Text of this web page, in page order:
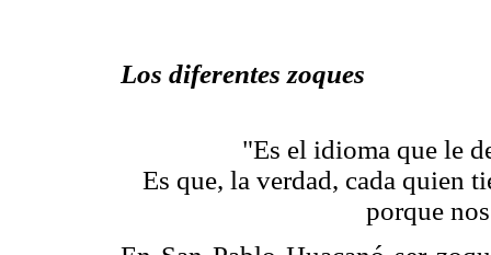
Los diferentes zoques
"Es el idioma que le
Es que, la verdad, cada quien
porque